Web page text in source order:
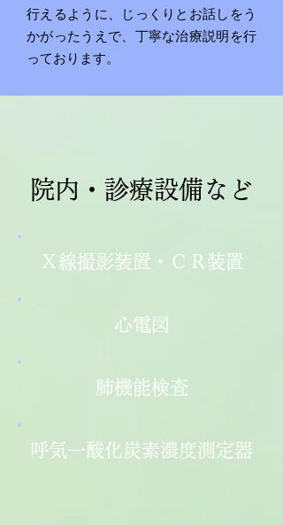
行えるように、じっくりとお話しをう
かがったうえで、丁寧な治療説明を行
っております。
院内・診療設備など
Ｘ線撮影装置・ＣＲ装置
心電図
肺機能検査
呼気一酸化炭素濃度測定器